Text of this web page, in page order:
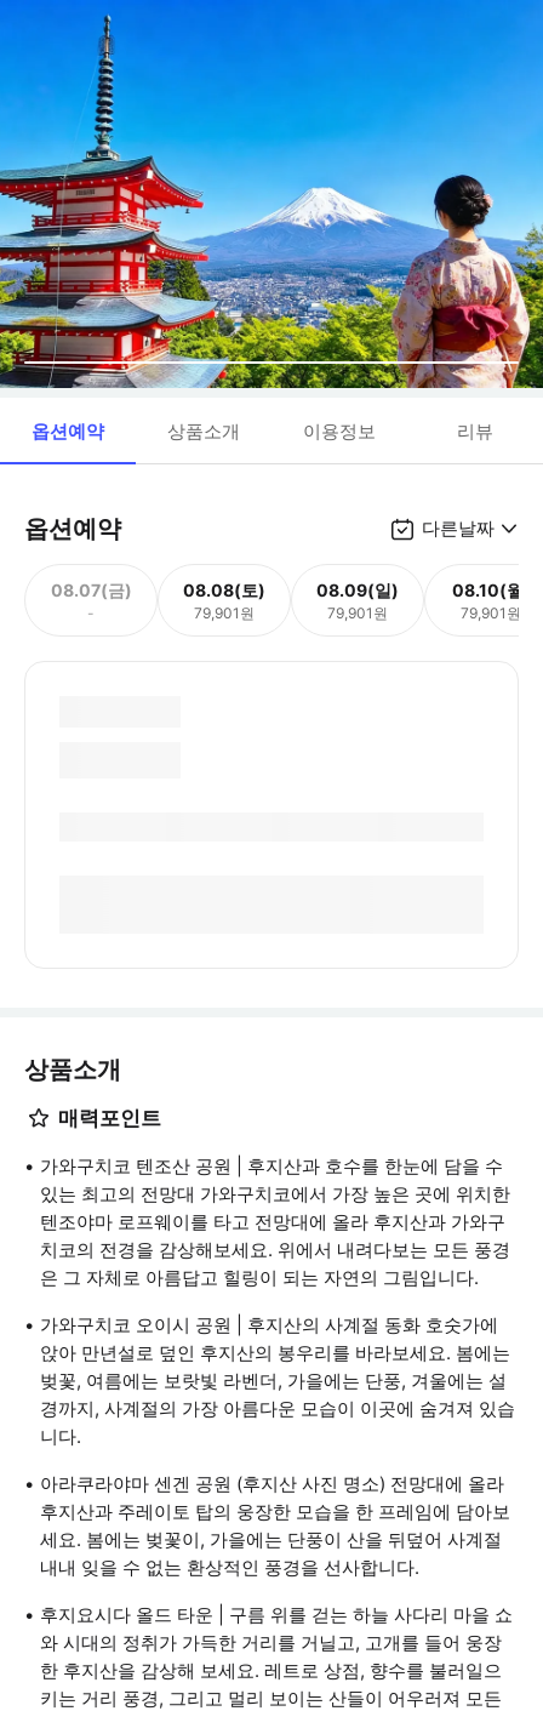
옵션예약 상품소개 이용정보 리뷰
옵션예약 다른날짜
08.07(금)
-
08.08(토)
79,901원
08.09(일)
79,901원
08.10(월)
79,901원
상품소개
매력포인트
가와구치코 텐조산 공원 | 후지산과 호수를 한눈에 담을 수
있는 최고의 전망대 가와구치코에서 가장 높은 곳에 위치한
텐조야마 로프웨이를 타고 전망대에 올라 후지산과 가와구
치코의 전경을 감상해보세요. 위에서 내려다보는 모든 풍경
은 그 자체로 아름답고 힐링이 되는 자연의 그림입니다.
가와구치코 오이시 공원 | 후지산의 사계절 동화 호숫가에
앉아 만년설로 덮인 후지산의 봉우리를 바라보세요. 봄에는
벚꽃, 여름에는 보랏빛 라벤더, 가을에는 단풍, 겨울에는 설
경까지, 사계절의 가장 아름다운 모습이 이곳에 숨겨져 있습
니다.
아라쿠라야마 센겐 공원 (후지산 사진 명소) 전망대에 올라
후지산과 주레이토 탑의 웅장한 모습을 한 프레임에 담아보
세요. 봄에는 벚꽃이, 가을에는 단풍이 산을 뒤덮어 사계절
내내 잊을 수 없는 환상적인 풍경을 선사합니다.
후지요시다 올드 타운 | 구름 위를 걷는 하늘 사다리 마을 쇼
와 시대의 정취가 가득한 거리를 거닐고, 고개를 들어 웅장
한 후지산을 감상해 보세요. 레트로 상점, 향수를 불러일으
키는 거리 풍경, 그리고 멀리 보이는 산들이 어우러져 모든